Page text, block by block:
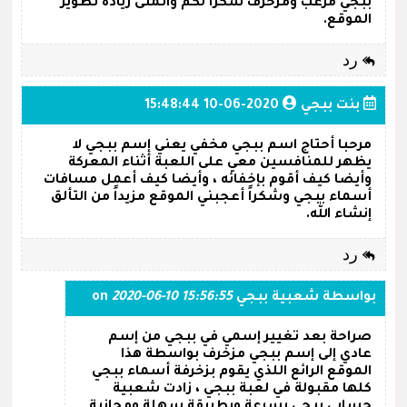
ببجي مرعب ومزخرف شكرا لكم واتمنى زيادة تطوير
الموقع.
رد
بنت ببجي 2020-06-10 15:48:44
مرحبا أحتاج اسم ببجي مخفي يعني إسم ببجي لا
يظهر للمنافسين معي على اللعبة أثناء المعركة
وأيضا كيف أقوم بإخفائه ، وأيضا كيف أعمل مسافات
أسماء ببجي وشكراً أعجبني الموقع مزيداً من التألق
إنشاء الله.
رد
بواسطة شعبية ببجي on
2020-06-10 15:56:55
صراحة بعد تغيير إسمي في ببجي من إسم
عادي إلى إسم ببجي مزخرف بواسطة هذا
الموقع الرائع اللذي يقوم بزخرفة أسماء ببجي
كلها مقبولة في لعبة ببجي ، زادت شعبية